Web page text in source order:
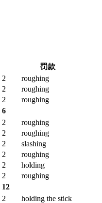
罚款
2
roughing
2
roughing
2
roughing
6
2
roughing
2
roughing
2
slashing
2
roughing
2
holding
2
roughing
12
2
holding the stick